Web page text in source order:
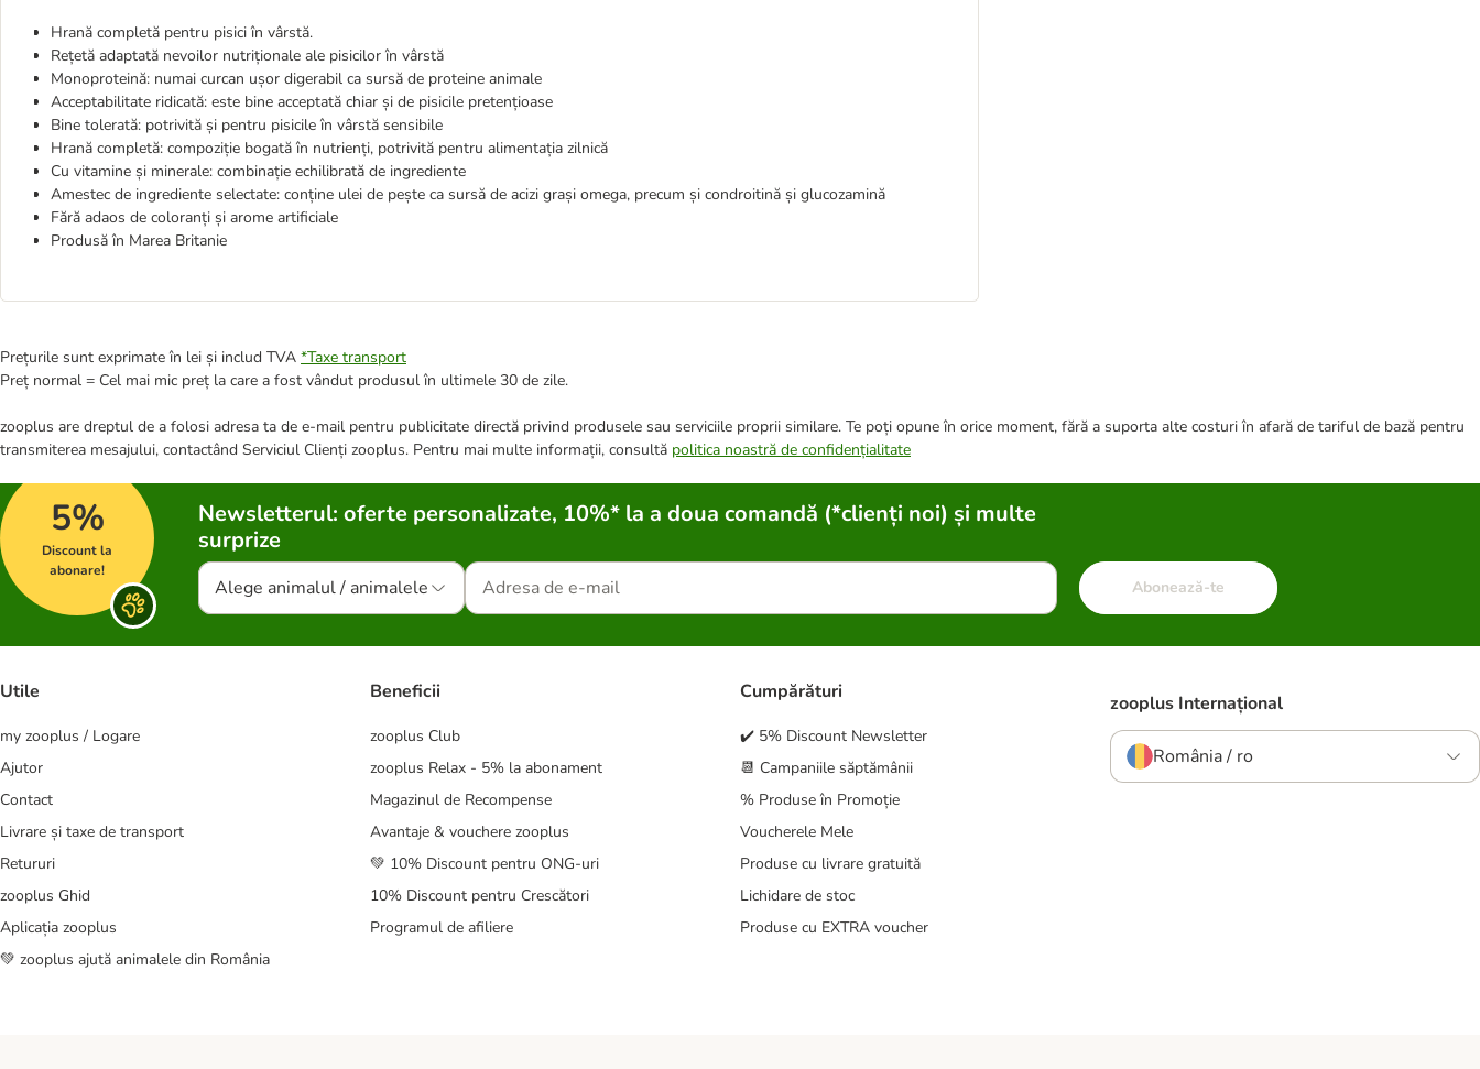
Hrană completă pentru pisici în vârstă.
Rețetă adaptată nevoilor nutriționale ale pisicilor în vârstă
Monoproteină: numai curcan ușor digerabil ca sursă de proteine animale
Acceptabilitate ridicată: este bine acceptată chiar și de pisicile pretențioase
Bine tolerată: potrivită și pentru pisicile în vârstă sensibile
Hrană completă: compoziție bogată în nutrienți, potrivită pentru alimentația zilnică
Cu vitamine și minerale: combinație echilibrată de ingrediente
Amestec de ingrediente selectate: conține ulei de pește ca sursă de acizi grași omega, precum și condroitină și glucozamină
Fără adaos de coloranți și arome artificiale
Produsă în Marea Britanie
Prețurile sunt exprimate în lei și includ TVA *Taxe transport
Preț normal = Cel mai mic preț la care a fost vândut produsul în ultimele 30 de zile.
zooplus are dreptul de a folosi adresa ta de e-mail pentru publicitate directă privind produsele sau serviciile proprii similare. Te poți opune în orice moment, fără a suporta alte costuri în afară de tariful de bază pentru
transmiterea mesajului, contactând Serviciul Clienți zooplus. Pentru mai multe informații, consultă politica noastră de confidențialitate
5%
Discount la
abonare!
Newsletterul: oferte personalizate, 10%* la a doua comandă (*clienți noi) și multe
surprize
Alege animalul / animalele Abonează-te
Utile
my zooplus / Logare
Ajutor
Contact
Livrare și taxe de transport
Retururi
zooplus Ghid
Aplicația zooplus
💚 zooplus ajută animalele din România
Beneficii
zooplus Club
zooplus Relax - 5% la abonament
Magazinul de Recompense
Avantaje & vouchere zooplus
💚 10% Discount pentru ONG-uri
10% Discount pentru Crescători
Programul de afiliere
Cumpărături
✔️ 5% Discount Newsletter
📆 Campaniile săptămânii
% Produse în Promoție
Voucherele Mele
Produse cu livrare gratuită
Lichidare de stoc
Produse cu EXTRA voucher
zooplus Internațional
România / ro